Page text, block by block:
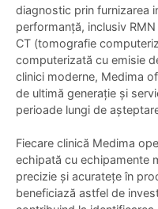
diagnostic prin furnizarea
performanță, inclusiv
CT (tomografie
computerizată cu emisie
clinici moderne, Medima
de ultimă generație și
perioade lungi de
Fiecare clinică Medima
echipată cu echipamente
precizie și acuratețe în
beneficiază astfel de